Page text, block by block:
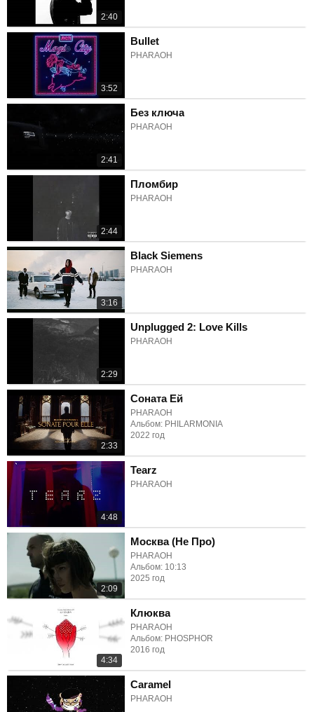
2:40
3:52
Bullet
PHARAOH
2:41
Без ключа
PHARAOH
2:44
Пломбир
PHARAOH
3:16
Black Siemens
PHARAOH
2:29
Unplugged 2: Love Kills
PHARAOH
2:33
Соната Ей
PHARAOH
Альбом: PHILARMONIA
2022 год
4:48
Tearz
PHARAOH
2:09
Москва (Не Про)
PHARAOH
Альбом: 10:13
2025 год
4:34
Клюква
PHARAOH
Альбом: PHOSPHOR
2016 год
Caramel
PHARAOH